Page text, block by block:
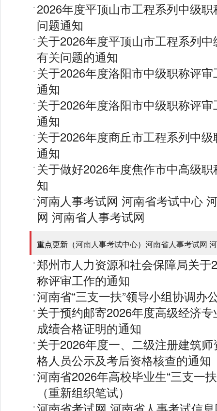
2026年度平顶山市工程系列中级
问题通知
关于2026年度平顶山市工程系列
有关问题的通知
关于2026年度洛阳市中级职称评
通知
关于2026年度洛阳市中级职称评
通知
关于2026年度商丘市工程系列中
通知
关于做好2026年度焦作市中高级
知
河南人事考试网 河南省考试中心
网 河南省人事考试网
重点更新（河南人事考试中心） 河南省人事考试网
郑州市人力资源和社会保障局关于
称评审工作的通知
河南省“三支一扶”领导小组协调办
关于预约邮寄2026年度高级经济
成绩合格证明的通知
关于2026年度一、二级注册建筑
格人员公示及考后资格核查的通知
河南省2026年高校毕业生“三支一
（重新组织笔试）